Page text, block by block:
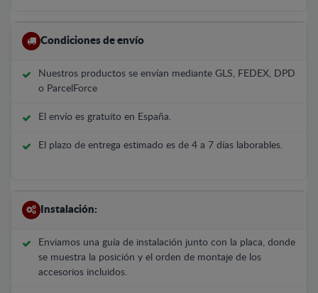
Condiciones de envío
Nuestros productos se envían mediante GLS, FEDEX, DPD
o ParcelForce
El envío es gratuito en España.
El plazo de entrega estimado es de 4 a 7 días laborables.
Instalación:
Enviamos una guía de instalación junto con la placa, donde
se muestra la posición y el orden de montaje de los
accesorios incluidos.